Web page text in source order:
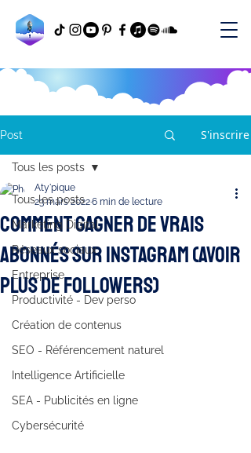
Post S'inscrire
Tous les posts
Marketing Digital
Réseaux sociaux
Entreprise
Productivité - Dev perso
Création de contenus
SEO - Référencement naturel
Intelligence Artificielle
SEA - Publicités en ligne
Cybersécurité
Tous les posts
Comment gagner de vrais
abonnés sur Instagram (avoir
plus de followers)
Aty'pique
23 mars 20226 min de lecture